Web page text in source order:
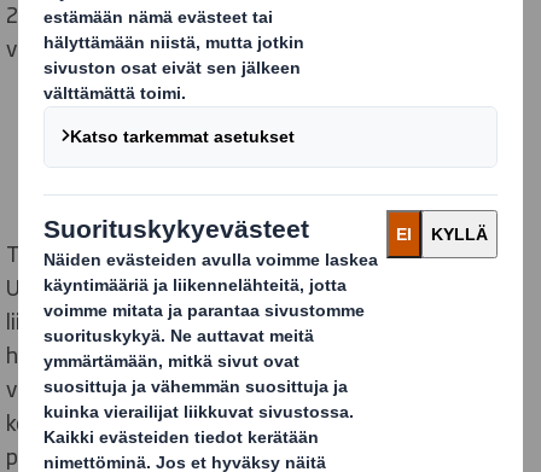
2020 jo yli puolet suomalaista ostaa kuukausittain
verkosta.
Toimialoja on siirtynyt verkkoon yhä enemmän.
Useimmat ajattelevat, että verkkokauppa tarkoittaa
liiketoiminnalle online-myyntiä, jota varten luodaan
hieno ostopaikka. Mutta muistettava on, että
verkkokaupan asiakaspolulla ensimmäinen fyysinen
kosketus tulee, kun tuote saapuu asiakkaan luokse
pakkauksessaan.